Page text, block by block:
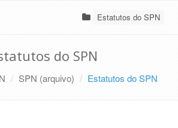
Estatutos do SPN
do SPN
SPN (arquivo) Estatutos do SPN